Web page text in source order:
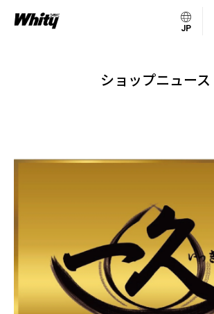
ショップニュース